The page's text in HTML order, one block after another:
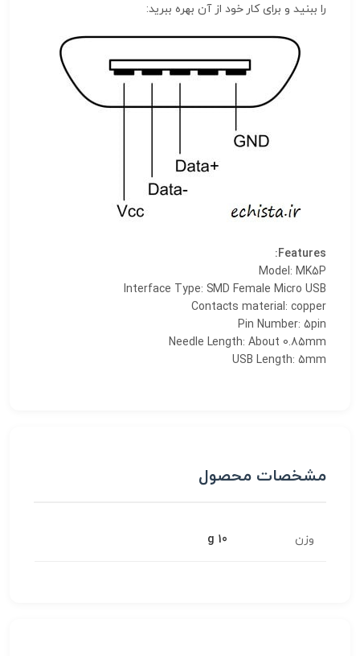
را ببنید و برای کار خود از آن بهره ببرید:
Features:
Model: MK5P
Interface Type: SMD Female Micro USB
Contacts material: copper
Pin Number: 5pin
Needle Length: About 0.85mm
USB Length: 5mm
مشخصات محصول
وزن 10 g